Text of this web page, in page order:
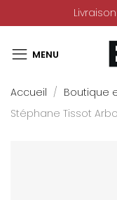
Accueil Boutique
Stéphane Tissot